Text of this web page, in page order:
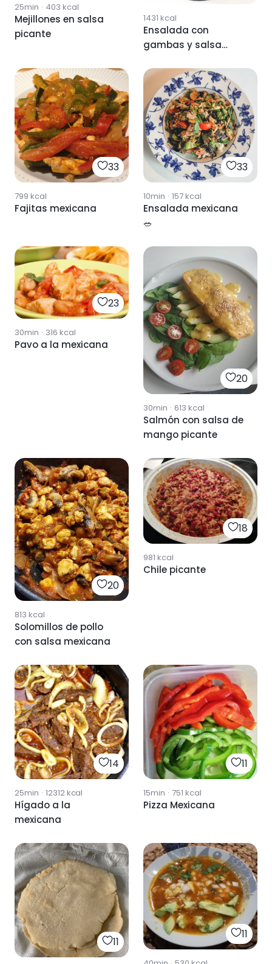
25min · 403 kcal
Mejillones en salsa
picante
1431 kcal
Ensalada con
gambas y salsa
33
799 kcal
Fajitas mexicana
33
10min · 157kcal
Ensalada mexicana
🥗
23
30min · 316 kcal
Pavo a la mexicana
20
30min · 613 kcal
Salmón con salsa de
mango picante
20
813 kcal
Solomillos de pollo
con salsa mexicana
18
981 kcal
Chile picante
14
25min · 12312kcal
Hígado a la
mexicana
11
15min · 751 kcal
Pizza Mexicana
11
11